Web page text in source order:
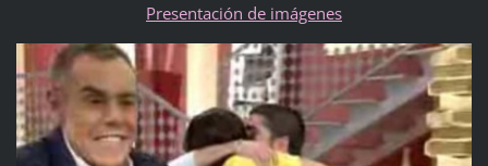
Presentación de imágenes